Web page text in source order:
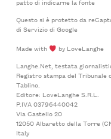
Questo si è protetto da
di Serviziodi Google
Made with
by LoveLanghe
Langhe.Net, testata
Registro stampa del
Tablino.
Editore: LoveLanghe S.R.L.
P.IVA 03796440042
Via Castello 20
12050 Albaretto della Torre
Italy